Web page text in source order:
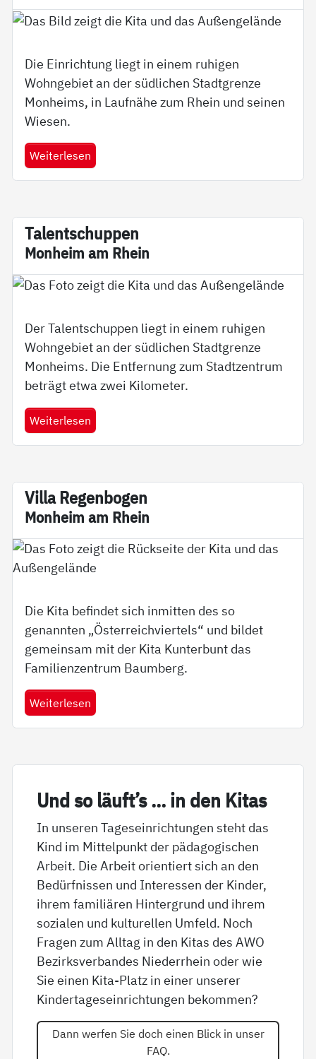
Die Einrichtung liegt in einem ruhigen
Wohngebiet an der südlichen Stadtgrenze
Monheims, in Laufnähe zum Rhein und seinen
Wiesen.
Weiterlesen
Ta­l­ent­schup­pen
Mon­heim am Rhein
Der Talentschuppen liegt in einem ruhigen
Wohngebiet an der südlichen Stadtgrenze
Monheims. Die Entfernung zum Stadtzentrum
beträgt etwa zwei Kilometer.
Weiterlesen
Vil­la Re­gen­bo­gen
Mon­heim am Rhein
Die Kita befindet sich inmitten des so
genannten „Österreichviertels“ und bildet
gemeinsam mit der Kita Kunterbunt das
Familienzentrum Baumberg.
Weiterlesen
Und so läuft’s … in den Ki­tas
In unseren Tageseinrichtungen steht das
Kind im Mittelpunkt der pädagogischen
Arbeit. Die Arbeit orientiert sich an den
Bedürfnissen und Interessen der Kinder,
ihrem familiären Hintergrund und ihrem
sozialen und kulturellen Umfeld. Noch
Fragen zum Alltag in den Kitas des AWO
Bezirksverbandes Niederrhein oder wie
Sie einen Kita-Platz in einer unserer
Kindertageseinrichtungen bekommen?
Dann werfen Sie doch einen Blick in unser
FAQ.